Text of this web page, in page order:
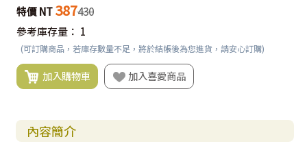
特價 NT 387430
參考庫存量： 1
(可訂購商品，若庫存數量不足，將於結帳後為您進貨，請安心訂購)
加入購物車 加入喜愛商品
內容簡介